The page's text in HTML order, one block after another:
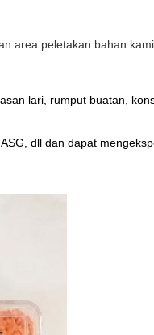
area peletakan bahan
lari, rumput buatan,
dll dan dapat